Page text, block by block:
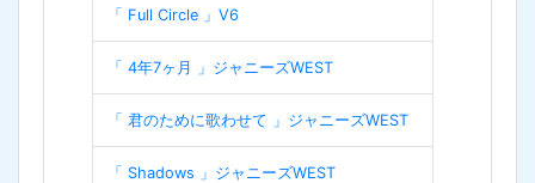
「 Full Circle 」V6
「 4年7ヶ月 」ジャニーズWEST
「 君のために歌わせて 」ジャニーズWEST
「 Shadows 」ジャニーズWEST